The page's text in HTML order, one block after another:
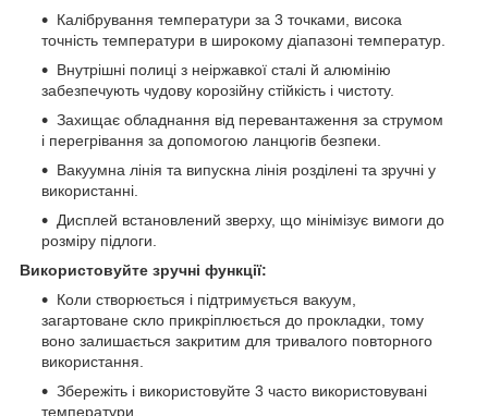
Калібрування температури за 3 точками, висока
точність температури в широкому діапазоні температур.
Внутрішні полиці з неіржавкої сталі й алюмінію
забезпечують чудову корозійну стійкість і чистоту.
Захищає обладнання від перевантаження за струмом
і перегрівання за допомогою ланцюгів безпеки.
Вакуумна лінія та випускна лінія розділені та зручні у
використанні.
Дисплей встановлений зверху, що мінімізує вимоги до
розміру підлоги.
Використовуйте зручні функції:
Коли створюється і підтримується вакуум,
загартоване скло прикріплюється до прокладки, тому
воно залишається закритим для тривалого повторного
використання.
Збережіть і використовуйте 3 часто використовувані
температури.